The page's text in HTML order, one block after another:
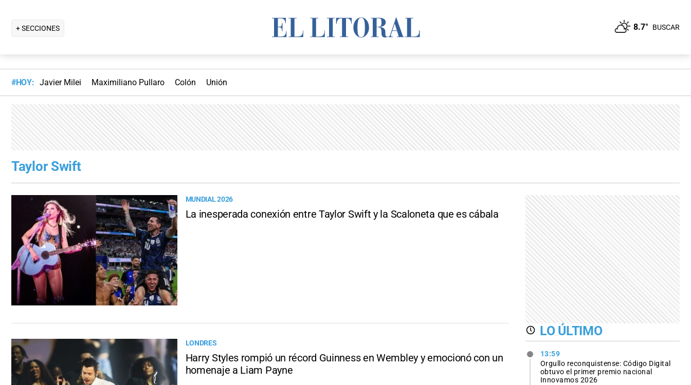
+ SECCIONES 8.7° BUSCAR
#HOY: Javier Milei Maximiliano Pullaro Colón Unión
Taylor Swift
MUNDIAL 2026
La inesperada conexión entre Taylor Swift y la Scaloneta que es cábala
LONDRES
Harry Styles rompió un récord Guinness en Wembley y emocionó con un
homenaje a Liam Payne
LO ÚLTIMO
13:59
Orgullo reconquistense: Código Digital
obtuvo el primer premio nacional
Innovamos 2026